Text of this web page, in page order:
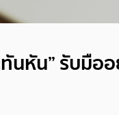
นหัน” รับมือ